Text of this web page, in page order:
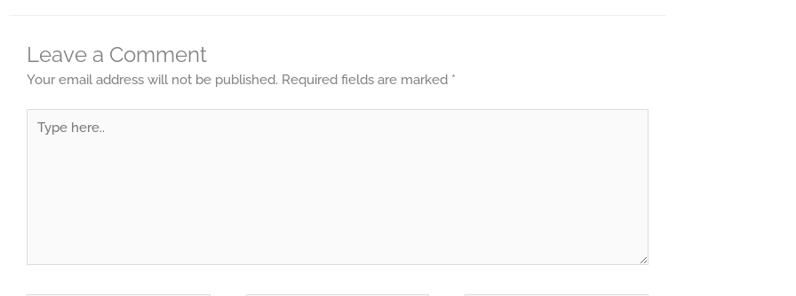
Leave a Comment
Your email address will not be published. Required fields are marked *
here..